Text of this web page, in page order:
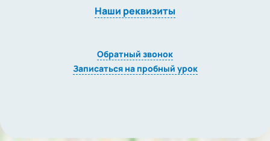
Наши реквизиты
Обратный звонок
Записаться на пробный урок